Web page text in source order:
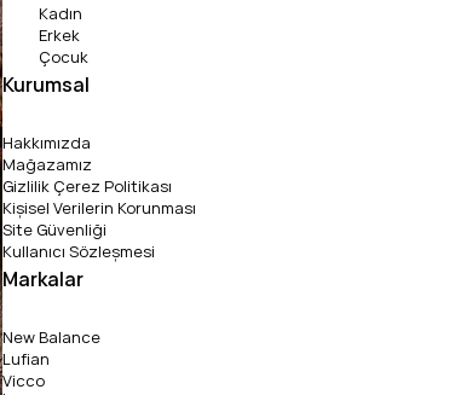
Kadın
Erkek
Çocuk
Kurumsal
Hakkımızda
Mağazamız
Gizlilik Çerez Politikası
Kişisel Verilerin Korunması
Site Güvenliği
Kullanıcı Sözleşmesi
Markalar
New Balance
Lufian
Vicco